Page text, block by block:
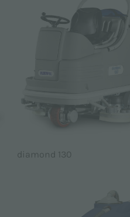
diamond 130